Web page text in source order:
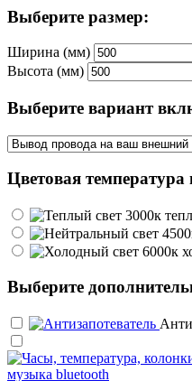
Выберите размер:
Ширина (мм)
Высота (мм)
Выберите вариант
Цветовая температура
Выберите